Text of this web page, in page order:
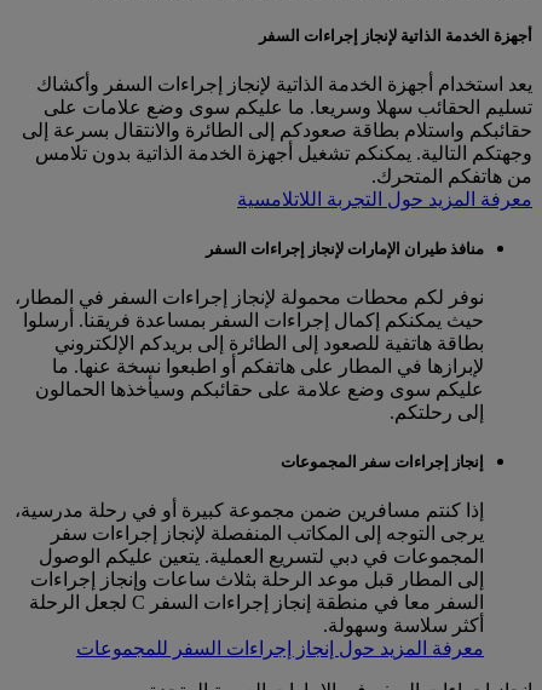
أجهزة الخدمة الذاتية لإنجاز إجراءات السفر
يعد استخدام أجهزة الخدمة الذاتية لإنجاز إجراءات السفر وأكشاك
تسليم الحقائب سهلا وسريعا. ما عليكم سوى وضع علامات على
حقائبكم واستلام بطاقة صعودكم إلى الطائرة والانتقال بسرعة إلى
وجهتكم التالية. يمكنكم تشغيل أجهزة الخدمة الذاتية بدون تلامس
من هاتفكم المتحرك.
معرفة المزيد حول التجربة اللاتلامسية
منافذ طيران الإمارات لإنجاز إجراءات السفر
نوفر لكم محطات محمولة لإنجاز إجراءات السفر في المطار،
حيث يمكنكم إكمال إجراءات السفر بمساعدة فريقنا. أرسلوا
بطاقة هاتفية للصعود إلى الطائرة إلى بريدكم الإلكتروني
لإبرازها في المطار على هاتفكم أو اطبعوا نسخة عنها. ما
عليكم سوى وضع علامة على حقائبكم وسيأخذها الحمالون
إلى رحلتكم.
إنجاز إجراءات سفر المجموعات
إذا كنتم مسافرين ضمن مجموعة كبيرة أو في رحلة مدرسية،
يرجى التوجه إلى المكاتب المنفصلة لإنجاز إجراءات سفر
المجموعات في دبي لتسريع العملية. يتعين عليكم الوصول
إلى المطار قبل موعد الرحلة بثلاث ساعات وإنجاز إجراءات
السفر معا في منطقة إنجاز إجراءات السفر C لجعل الرحلة
أكثر سلاسة وسهولة.
معرفة المزيد حول إنجاز إجراءات السفر للمجموعات